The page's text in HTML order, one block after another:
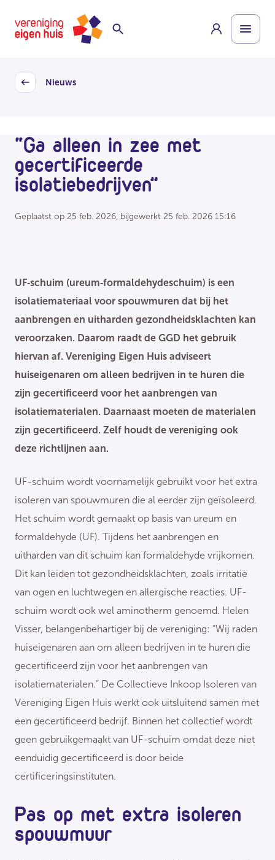
naar
hoofdinhoud
Homepage
Back
Nieuws
“Ga alleen in zee met
gecertificeerde
isolatiebedrijven”
Geplaatst op 25 feb. 2026, bijgewerkt 25 feb. 2026 15:16
UF‑schuim (ureum‑formaldehydeschuim) is een
isolatiemateriaal voor spouwmuren dat bij het
aanbrengen en uitharden gezondheidsklachten kan
veroorzaken. Daarom raadt de GGD het gebruik
hiervan af. Vereniging Eigen Huis adviseert
huiseigenaren om alleen bedrijven in te huren die
zijn gecertificeerd voor het aanbrengen van
isolatiematerialen. Daarnaast moeten de materialen
zijn gecertificeerd. Zelf houdt de vereniging ook
deze richtlijnen aan.
UF-schuim wordt voornamelijk gebruikt voor het extra
isoleren van spouwmuren die al eerder zijn geïsoleerd.
Het schuim wordt gemaakt op basis van ureum en
formaldehyde (UF). Tijdens het aanbrengen en
uitharden van dit schuim kan formaldehyde vrijkomen.
Dit kan leiden tot gezondheidsklachten, zoals irritatie
van ogen en luchtwegen en allergische reacties. UF-
schuim wordt ook wel aminotherm genoemd. Helen
Visser, belangenbehartiger bij de vereniging: “Wij raden
huiseigenaren aan om alleen bedrijven in te huren die
gecertificeerd zijn voor het aanbrengen van
isolatiematerialen.” De Collectieve Inkoop Isoleren van
Vereniging Eigen Huis werkt ook uitsluitend samen met
een gecertificeerd bedrijf. Binnen het collectief wordt
geen gebruikgemaakt van UF-schuim omdat deze niet
eenduidig gecertificeerd is door beide
certificeringsinstituten.
Pas op met extra isoleren
spouwmuur